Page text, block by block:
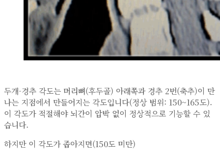
두개-경추 각도는 머리뼈(후두골) 아래쪽과 경추 2번(축추)이 만
나는 지점에서 만들어지는 각도입니다(정상 범위: 150~165도).
이 각도가 적절해야 뇌간이 압박 없이 정상적으로 기능할 수 있
습니다.
하지만 이 각도가 좁아지면(150도 미만)